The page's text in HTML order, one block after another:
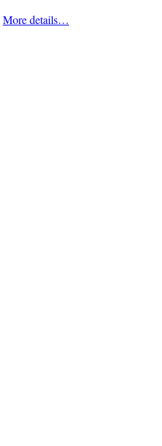
More details…